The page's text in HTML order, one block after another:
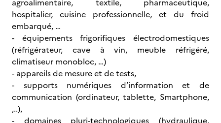
agroalimentaire, textile, pharmaceutique,
hospitalier, cuisine professionnelle, et du froid
embarqué, …
- équipements frigorifiques électrodomestiques
(réfrigérateur, cave à vin, meuble réfrigéré,
climatiseur monobloc, …)
- appareils de mesure et de tests,
- supports numériques d’information et de
communication (ordinateur, tablette, Smartphone,
,..),
- domaines pluri-technologiques (hydraulique,